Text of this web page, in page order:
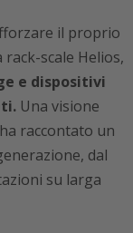
il proprio
scale Helios,
e dispositivi
Una visione
raccontato un
dal
su larga